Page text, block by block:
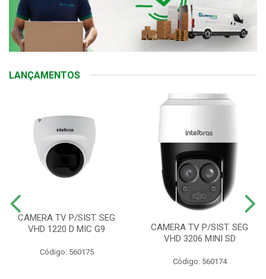
LANÇAMENTOS
CAMERA TV P/SIST. SEG
VHD 1220 D MIC G9
Código: 560175
CAMERA TV P/SIST. SEG
VHD 3206 MINI SD
Código: 560174